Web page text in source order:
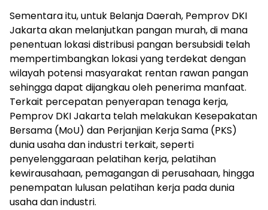
Sementara itu, untuk Belanja Daerah, Pemprov DKI
Jakarta akan melanjutkan pangan murah, di mana
penentuan lokasi distribusi pangan bersubsidi telah
mempertimbangkan lokasi yang terdekat dengan
wilayah potensi masyarakat rentan rawan pangan
sehingga dapat dijangkau oleh penerima manfaat.
Terkait percepatan penyerapan tenaga kerja,
Pemprov DKI Jakarta telah melakukan Kesepakatan
Bersama (MoU) dan Perjanjian Kerja Sama (PKS)
dunia usaha dan industri terkait, seperti
penyelenggaraan pelatihan kerja, pelatihan
kewirausahaan, pemagangan di perusahaan, hingga
penempatan lulusan pelatihan kerja pada dunia
usaha dan industri.